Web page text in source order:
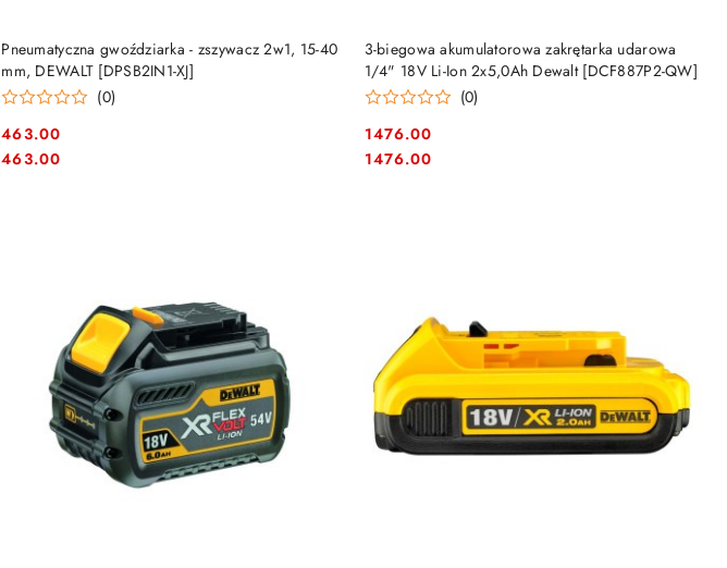
Pneumatyczna gwoździarka - zszywacz 2w1, 15-40
mm, DEWALT [DPSB2IN1-XJ]
(0)
Cena:
463.00
Cena:
463.00
DO KOSZYKA
3-biegowa akumulatorowa zakrętarka udarowa
1/4" 18V Li-Ion 2x5,0Ah Dewalt [DCF887P2-QW]
(0)
Cena:
1476.00
Cena:
1476.00
DO KOSZYKA